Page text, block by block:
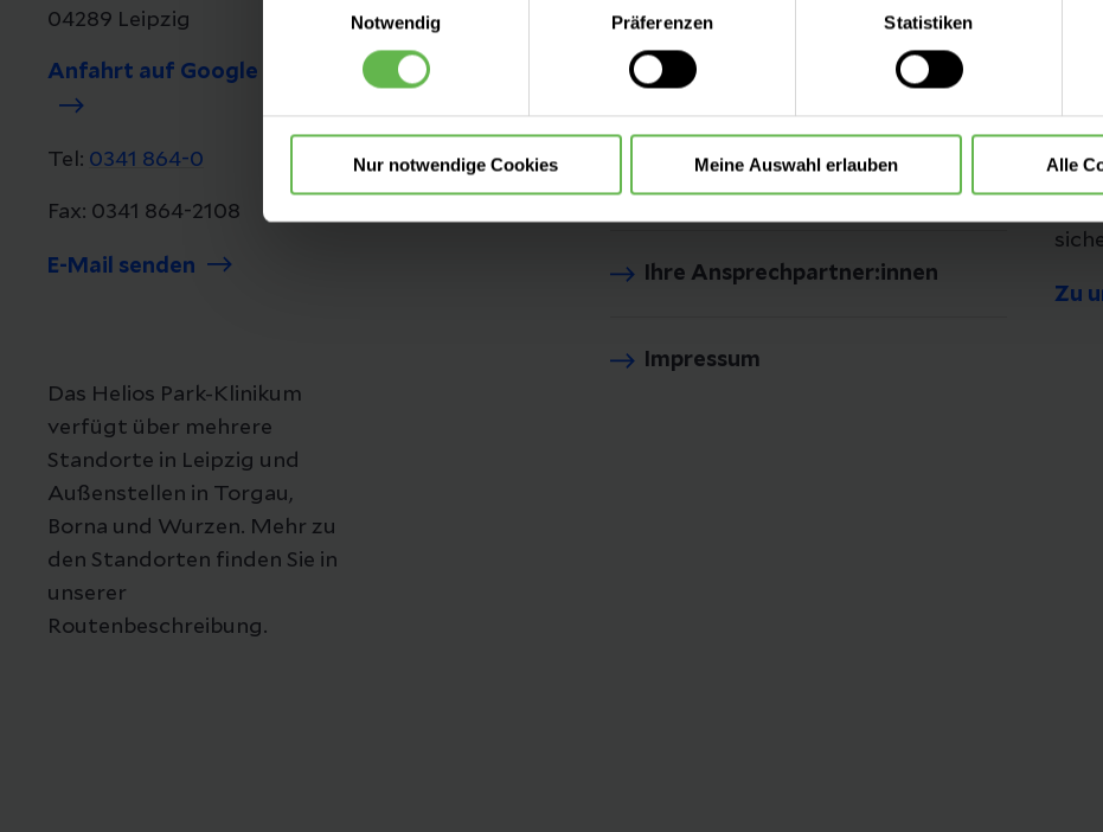
Es steht Ihnen frei, unsere Seite mit nur den notwendigen Cookies zu benutzen, eine individuelle
nicht notwendigen Cookies zu treffen oder durch Auswahl von „Alle Cookies akzeptieren“ in die
einzuwilligen. Ihre Auswahlentscheidung können Sie jederzeit ändern oder widerrufen.
Notwendig
Präferenzen Statistiken
Nur notwendige Cookies Meine Auswahl erlauben Alle
04289 Leipzig
Anfahrt auf Google Maps
Tel: 0341 864-0
Fax: 0341 864-2108
E-Mail senden
Das Helios Park-Klinikum
verfügt über mehrere
Standorte in Leipzig und
Außenstellen in Torgau,
Borna und Wurzen. Mehr zu
den Standorten finden Sie in
unserer
Routenbeschreibung.
Besucherinformationen
Bei uns arbeiten
Ihre Ansprechpartner:innen
Impressum
Zu